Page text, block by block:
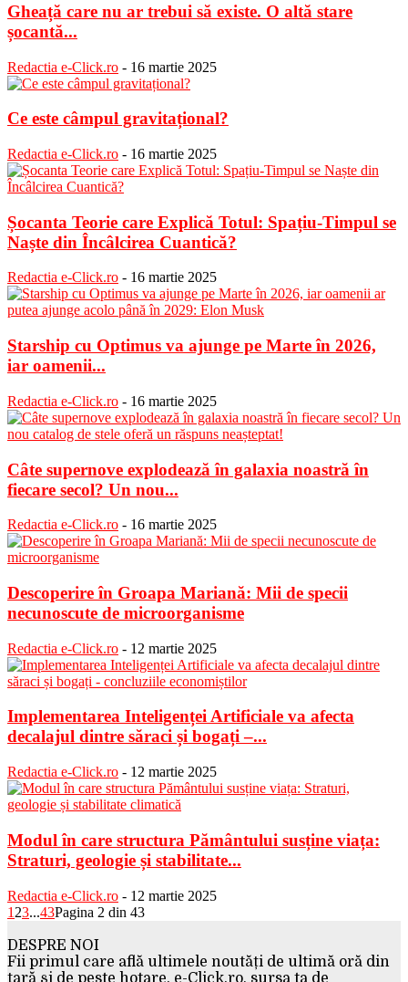
Gheață care nu ar trebui să existe. O altă stare
șocantă...
Redactia e-Click.ro - 16 martie 2025
Ce este câmpul gravitațional?
Redactia e-Click.ro - 16 martie 2025
Șocanta Teorie care Explică Totul: Spațiu-Timpul se
Naște din Încâlcirea Cuantică?
Redactia e-Click.ro - 16 martie 2025
Starship cu Optimus va ajunge pe Marte în 2026,
iar oamenii...
Redactia e-Click.ro - 16 martie 2025
Câte supernove explodează în galaxia noastră în
fiecare secol? Un nou...
Redactia e-Click.ro - 16 martie 2025
Descoperire în Groapa Mariană: Mii de specii
necunoscute de microorganisme
Redactia e-Click.ro - 12 martie 2025
Implementarea Inteligenței Artificiale va afecta
decalajul dintre săraci și bogați –...
Redactia e-Click.ro - 12 martie 2025
Modul în care structura Pământului susține viața:
Straturi, geologie și stabilitate...
Redactia e-Click.ro - 12 martie 2025
1 23...43Pagina 2 din 43
DESPRE NOI
Fii primul care află ultimele noutăți de ultimă oră din
țară și de peste hotare. e-Click.ro, sursa ta de